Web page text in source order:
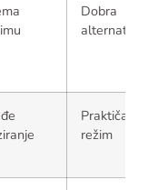
Dobra
alternativa
Praktičan
režim